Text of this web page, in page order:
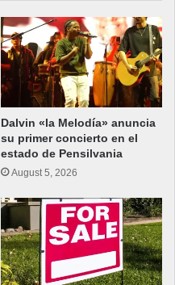
Dalvin «la Melodía» anuncia
su primer concierto en el
estado de Pensilvania
August 5, 2026